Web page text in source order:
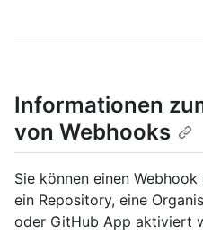
Informationen
von Webhooks
Sie können einen
ein Repository, eine
oder GitHub App aktiviert